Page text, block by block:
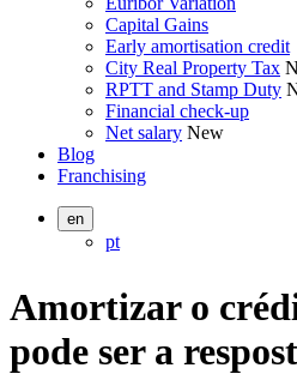
Capital Gains
Early amortisation credit
City Real Property Tax
RPTT and Stamp Duty
Financial check-up
Net salary New
Blog
Franchising
en
pt
Amortizar o
pode ser a